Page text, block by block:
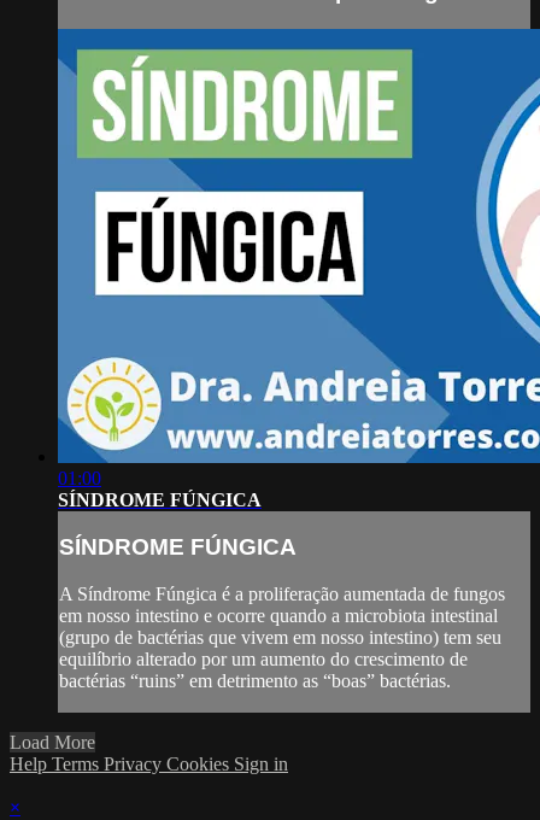
01:00
SÍNDROME FÚNGICA
SÍNDROME FÚNGICA
A Síndrome Fúngica é a proliferação aumentada de fungos
em nosso intestino e ocorre quando a microbiota intestinal
(grupo de bactérias que vivem em nosso intestino) tem seu
equilíbrio alterado por um aumento do crescimento de
bactérias “ruins” em detrimento as “boas” bactérias.
Load More
Help Terms Privacy Cookies Sign in
×